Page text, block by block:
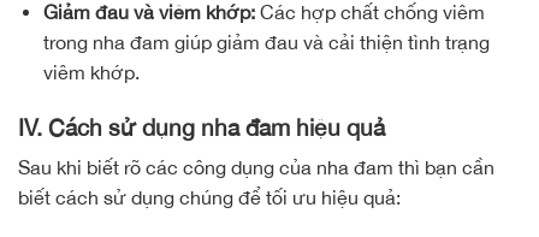
Giảm đau và viêm khớp:Các hợp chất chống viêm
trong nha đam giúp giảm đau và cải thiện tình trạng
viêm khớp.
IV. Cách sử dụng nha đam hiệu quả
Sau khi biết rõ các công dụng của nha đam thì bạn cần
biết cách sử dụng chúng để tối ưu hiệu quả: